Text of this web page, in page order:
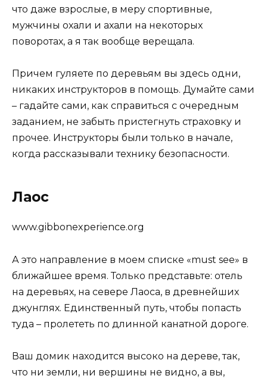
что даже взрослые, в меру спортивные,
мужчины охали и ахали на некоторых
поворотах, а я так вообще верещала.
Причем гуляете по деревьям вы здесь одни,
никаких инструкторов в помощь. Думайте сами
– гадайте сами, как справиться с очередным
заданием, не забыть пристегнуть страховку и
прочее. Инструкторы были только в начале,
когда рассказывали технику безопасности.
Лаос
www.gibbonexperience.org
А это направление в моем списке «must see» в
ближайшее время. Только представьте: отель
на деревьях, на севере Лаоса, в древнейших
джунглях. Единственный путь, чтобы попасть
туда – пролететь по длинной канатной дороге.
Ваш домик находится высоко на дереве, так,
что ни земли, ни вершины не видно, а вы,